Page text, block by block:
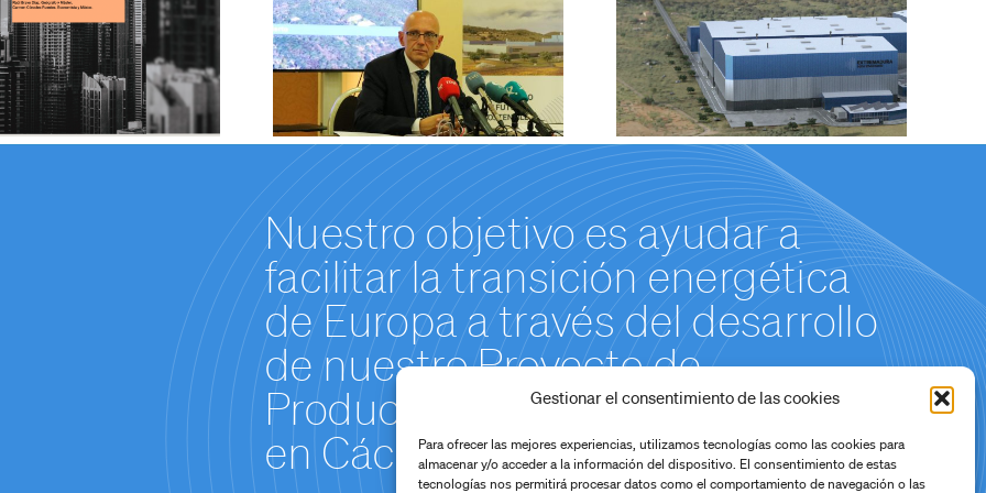
Gestionar el consentimiento de las cookies
Para ofrecer las mejores experiencias, utilizamos tecnologías como las cookies para
almacenar y/o acceder a la información del dispositivo. El consentimiento de estas
tecnologías nos permitirá procesar datos como el comportamiento de navegación o las
Energies,
preseleccionado por
la Comisión Europea
para su calificación
como “proyecto
estratégico”
confianza” las
aclaraciones
técnicas solicitadas
por la
Confederación
Hidrográfica del Tajo
Nuestro objetivo es ayudar a
facilitar la transición energética
de Europa a través del desarrollo
de nuestro Proyecto de
Producción de Hidróxido de Litio
en Cáceres.